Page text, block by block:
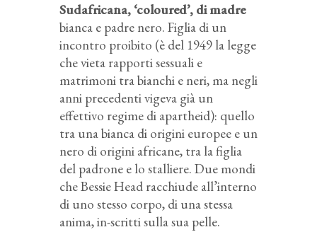
Sudafricana, ‘coloured’, di madre
bianca e padre nero. Figlia di un
incontro proibito (è del 1949 la legge
che vieta rapporti sessuali e
matrimoni tra bianchi e neri, ma negli
anni precedenti vigeva già un
effettivo regime di apartheid): quello
tra una bianca di origini europee e un
nero di origini africane, tra la figlia
del padrone e lo stalliere. Due mondi
che Bessie Head racchiude all’interno
di uno stesso corpo, di una stessa
anima, in-scritti sulla sua pelle.